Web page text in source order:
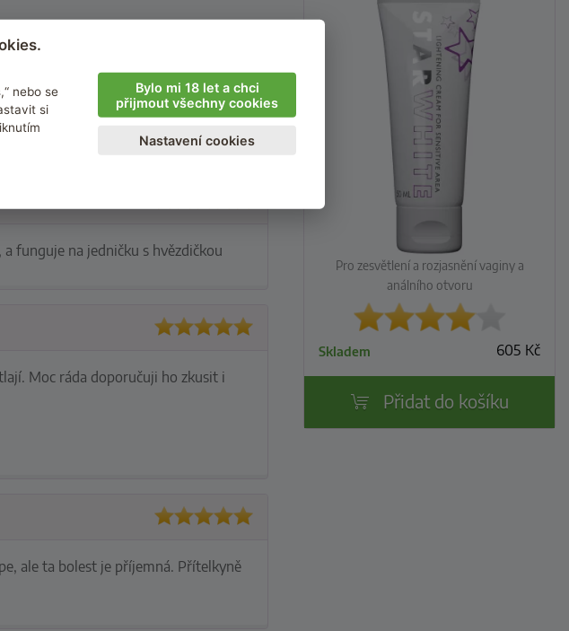
a - ÚČINKUJE BÁJEČNĚ!!! Moc
funguje na jedničku s hvězdičkou
Moc ráda doporučuji ho zkusit i
ale ta bolest je příjemná. Přítelkyně
Pro zesvětlení a rozjasnění vaginy a
análního otvoru
605 Kč
Skladem
Přidat do košíku
nebo se
si
Bylo mi 18 let a chci
přijmout všechny cookies
Nastavení cookies